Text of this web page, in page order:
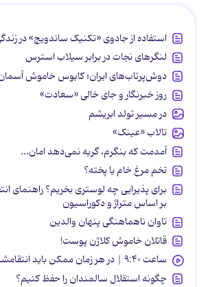
استفاده از جادوی «تکنیک ساندویچ» در
لنگرهای نجات در برابر سیلاب استرس
دوش‌پرتاب‌های ایران؛ کابوس خاموش
روز خبرنگار و جای خالی «سعادت»
در مسیر تولد ابریشم
تالاب «عینک»
آمدمت که بنگرم، گریه نمی‌دهد امان...
تخم مرغ خام یا پخته؟
برای پذیرایی چه لوستری بخریم؟ راهنمای
بر اساس متراژ و دکوراسیون
تاوان ناهماهنگی پنهان والدین
قاتلان خاموش کلاژن پوست!
ساعت ۹:۴۰ | در هر زمان ممکن باید انتقامشان را پس بدهند
چگونه استقلال سالمندان را حفظ کنیم؟